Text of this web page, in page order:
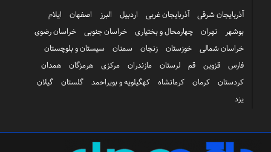
آذربایجان شرقی آذربایجان غربی اردبیل البرز اصفهان
ایلام
بوشهر
تهران چهارمحال و بختیاری خراسان جنوبی
خراسان رضوی
خراسان شمالی
خوزستان زنجان سمنان
سیستان و بلوچستان
فارس
قزوین قم لرستان مازندران مرکزی هرمزگان
همدان
کردستان
کرمان کرمانشاه کهگیلویه و بویراحمد گلستان
گیلان
یزد